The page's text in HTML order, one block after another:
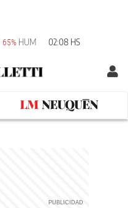
65% HUM 02:08 HS